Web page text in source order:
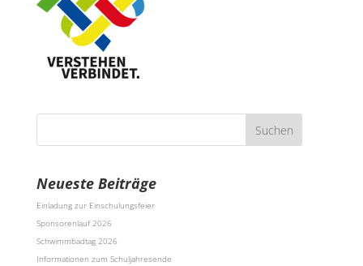
Neueste Beiträge
Einladung zur Einschulungsfeier
Sponsorenlauf 2026
Schwimmbadtag 2026
Informationen zum Schuljahresende